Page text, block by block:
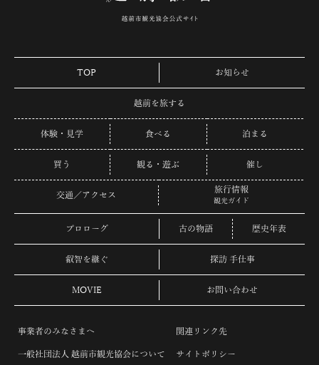
TOP お知らせ
越前を旅する
体験・見学 食べる 泊まる
買う 観る・遊ぶ 催し
交通／アクセス
旅行情報
観光ガイド
プロローグ 古の物語 歴史年表
叡智を継ぐ 探訪 手仕事
MOVIE お問い合わせ
事業者のみなさまへ
一般社団法人 越前市観光協会について
関連リンク先
サイトポリシー